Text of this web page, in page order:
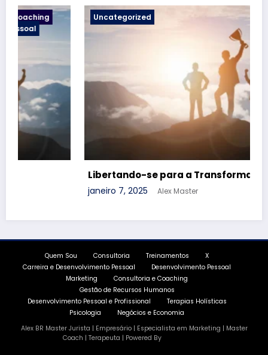
Uncategorized
outubro 11, 2024 Alex Master
Carreira e Desenvolvimento Pessoal
Desenvolvimento Pessoal
Marketing
Consultoria e Coaching